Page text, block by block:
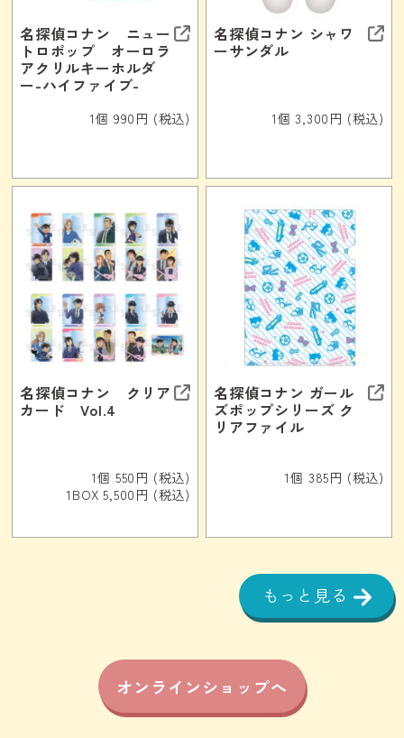
名探偵コナン ニュー
トロポップ オーロラ
アクリルキーホルダ
ー-ハイファイブ-
1個 990円 (税込)
名探偵コナン シャワ
ーサンダル
1個 3,300円 (税込)
名探偵コナン クリア
カード Vol.4
1個 550円 (税込)
1BOX 5,500円 (税込)
名探偵コナン ガール
ズポップシリーズ ク
リアファイル
1個 385円 (税込)
もっと見る
オンラインショップへ